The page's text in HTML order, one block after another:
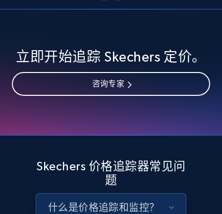
more.
URL, Product id, Title, Product description,
Google Shopping - collects products from
web using keywords
立即开始追踪 Skechers 定价。
咨询专家
Skechers 价格追踪器常见问
题
什么是价格追踪和监控？